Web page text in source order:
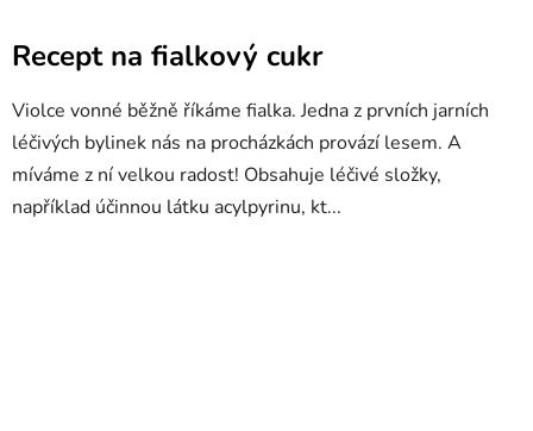
Recept na fialkový cukr
Violce vonné běžně říkáme fialka. Jedna z prvních jarních
léčivých bylinek nás na procházkách provází lesem. A
míváme z ní velkou radost! Obsahuje léčivé složky,
například účinnou látku acylpyrinu, kt...